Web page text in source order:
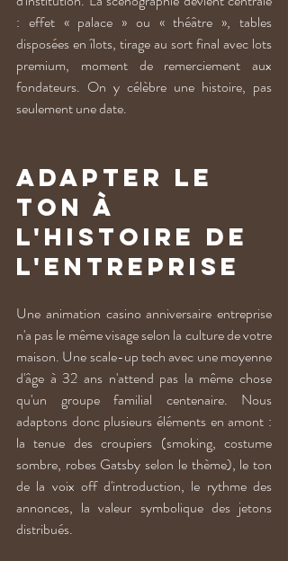
: effet « palace » ou « théâtre », tables
disposées en îlots, tirage au sort final avec lots
premium, moment de remerciement aux
fondateurs. On y célèbre une histoire, pas
seulement une date.
Adapter le
ton à
l'histoire de
l'entreprise
Une animation casino anniversaire entreprise
n'a pas le même visage selon la culture de votre
maison. Une scale-up tech avec une moyenne
d'âge à 32 ans n'attend pas la même chose
qu'un groupe familial centenaire. Nous
adaptons donc plusieurs éléments en amont :
la tenue des croupiers (smoking, costume
sombre, robes Gatsby selon le thème), le ton
de la voix off d'introduction, le rythme des
annonces, la valeur symbolique des jetons
distribués.